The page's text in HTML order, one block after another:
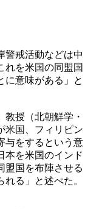
警戒活動などは中
れを米国の同盟国
に意味がある」と
授（北朝鮮学・
米国、フィリピン
与をするという意
本を米国のインド
盟国を布陣させる
る」と述べた。